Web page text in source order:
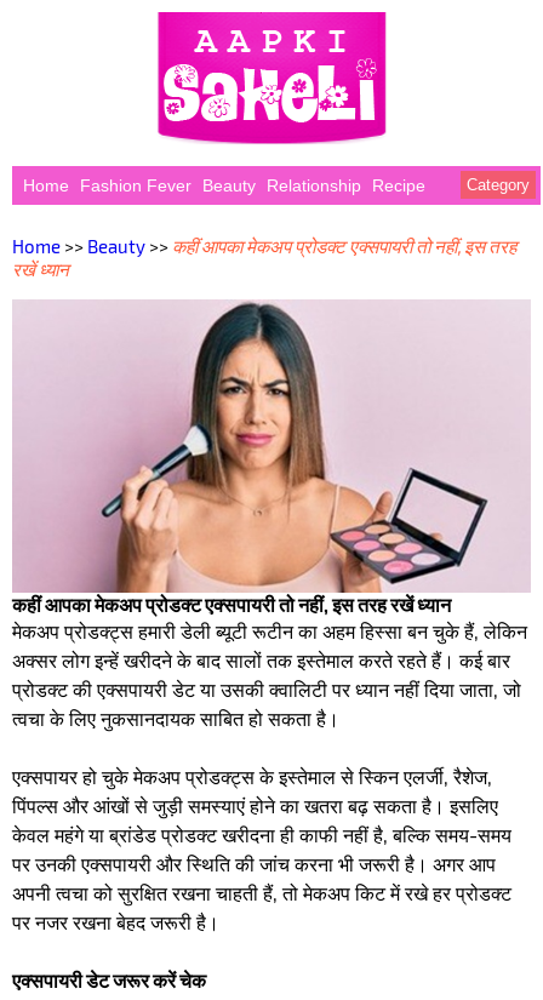
Home Fashion Fever Beauty Relationship Recipe Category
Home >> Beauty >> कहीं आपका मेकअप प्रोडक्ट एक्सपायरी तो नहीं, इस तरह
रखें ध्यान
कहीं आपका मेकअप प्रोडक्ट एक्सपायरी तो नहीं, इस तरह रखें ध्यान
मेकअप प्रोडक्ट्स हमारी डेली ब्यूटी रूटीन का अहम हिस्सा बन चुके हैं, लेकिन
अक्सर लोग इन्हें खरीदने के बाद सालों तक इस्तेमाल करते रहते हैं। कई बार
प्रोडक्ट की एक्सपायरी डेट या उसकी क्वालिटी पर ध्यान नहीं दिया जाता, जो
त्वचा के लिए नुकसानदायक साबित हो सकता है।
एक्सपायर हो चुके मेकअप प्रोडक्ट्स के इस्तेमाल से स्किन एलर्जी, रैशेज,
पिंपल्स और आंखों से जुड़ी समस्याएं होने का खतरा बढ़ सकता है। इसलिए
केवल महंगे या ब्रांडेड प्रोडक्ट खरीदना ही काफी नहीं है, बल्कि समय-समय
पर उनकी एक्सपायरी और स्थिति की जांच करना भी जरूरी है। अगर आप
अपनी त्वचा को सुरक्षित रखना चाहती हैं, तो मेकअप किट में रखे हर प्रोडक्ट
पर नजर रखना बेहद जरूरी है।
एक्सपायरी डेट जरूर करें चेक